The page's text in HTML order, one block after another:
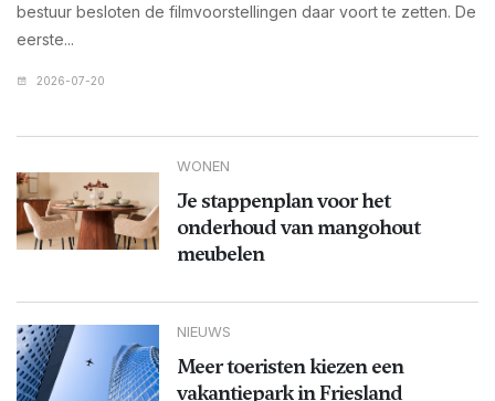
bestuur besloten de filmvoorstellingen daar voort te zetten. De
eerste...
2026-07-20
WONEN
Je stappenplan voor het
onderhoud van mangohout
meubelen
NIEUWS
Meer toeristen kiezen een
vakantiepark in Friesland